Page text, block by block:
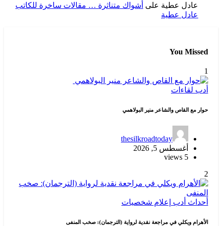
عادل عطية على أشواك متناثرة … مقالات ساخرة للكاتب
عادل عطية
You Missed
1
أدب لقاءات
حوار مع القاص والشاعر منير البولاهمي
thesilkroadtoday
أغسطس 5, 2026
5 views
2
أحداث أدب إعلام شخصيات
الأهرام ويكلي في مراجعة نقدية لرواية (الترجمان): صخب المنفى